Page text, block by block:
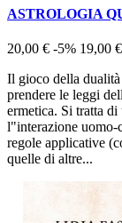
ASTROLOGIA
20,00 € -5% 19,00 €
Il gioco della
prendere le leggi
ermetica. Si tratta
l"interazione uomo-
regole applicative
quelle di altre...